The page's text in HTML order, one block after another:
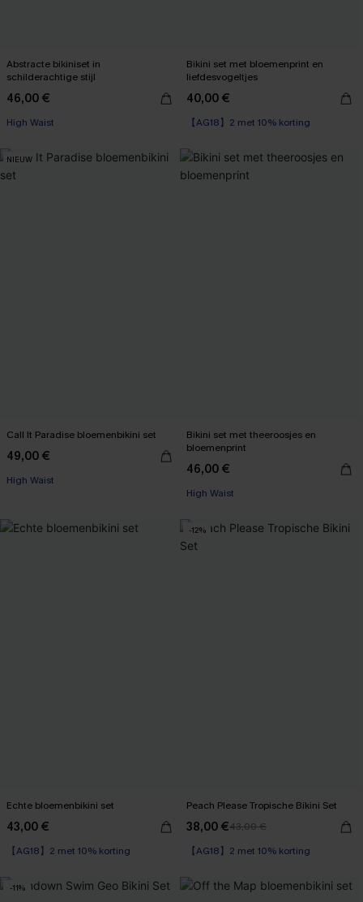
Abstracte bikiniset in
schilderachtige stijl
46,00 €
High Waist
Bikini set met bloemenprint en
liefdesvogeltjes
40,00 €
【AG18】2 met 10% korting
High Waist
NIEUW
Call It Paradise bloemenbikini set
49,00 €
High Waist
Bikini set met theeroosjes en
bloemenprint
46,00 €
High Waist
Echte bloemenbikini set
43,00 €
【AG18】2 met 10% korting
High Waist
-12%
Peach Please Tropische Bikini Set
38,00 €43,00 €
【AG18】2 met 10% korting
High Waist
-11%